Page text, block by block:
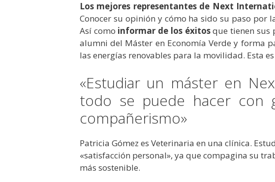
Los mejores representantes de Next
Conocer su opinión y cómo ha sido su paso por
Así como informar de los éxitosque tienen sus
alumni del Máster en Economía Verde y forma
las energías renovables para la movilidad. Esta
«Estudiar un máster en
todo se puede hacer con
compañerismo»
Patricia Gómez es Veterinaria en una clínica.
«satisfacción personal», ya que compagina su
más sostenible.